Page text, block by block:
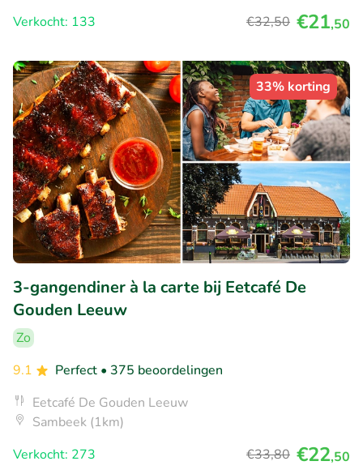
Verkocht: 133 €32,50 €21,50
33% korting
3-gangendiner à la carte bij Eetcafé De
Gouden Leeuw
Zo
9.1
Perfect • 375 beoordelingen
Eetcafé De Gouden Leeuw
Sambeek (1km)
Verkocht: 273
€33,80 €22,50